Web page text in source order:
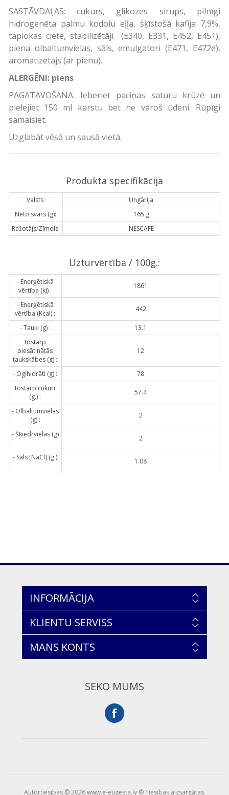
SASTĀVDAĻAS: cukurs, glikozes sīrups, pilnīgi
hidrogenēta palmu kodolu eļļa, šķīstošā kafija 7,9%,
tapiokas ciete, stabilizētāji (E340, E331, E452, E451),
piena olbaltumvielas, sāls, emulgatori (E471, E472e),
aromatizētājs (ar pienu).
ALERGĒNI: piens
PAGATAVOŠANA: Ieberiet paciņas saturu krūzē un
pielejiet 150 ml karstu bet ne vāroš ūdeni. Rūpīgi
samaisiet.
Uzglabāt vēsā un sausā vietā.
Produkta specifikācija
Valsts:
Ungārija
Neto svars (g):
165 g
Ražotājs/Zīmols:
NESCAFE
Uzturvērtība / 100g.:
- Enerģētiskā
vērtība (kJ) :
1861
- Enerģētiskā
vērtība (Kcal) :
442
- Tauki (g) :
13.1
tostarp
piesātinātās
taukskābes (g) :
12
- Ogļhidrāti (g) :
78
tostarp cukuri
(g.) :
57.4
- Olbaltumvielas
(g) :
2
- Šķiedrvielas (g)
:
2
- Sāls [NaCl] (g.)
:
1.08
INFORMĀCIJA
KLIENTU SERVISS
MANS KONTS
SEKO MUMS
Autortiesības © 2026 www.e-eugesta.lv ® Tiesības aizsargātas.